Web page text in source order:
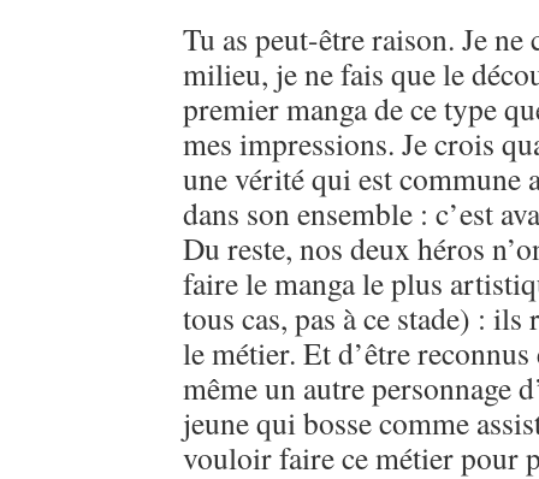
Tu as peut-être raison. Je ne
milieu, je ne fais que le
premier manga de ce type
mes impressions. Je crois
une vérité qui est commune
dans son ensemble : c’est
Du reste, nos deux héros
faire le manga le plus
tous cas, pas à ce stade) : ils
le métier. Et d’être
même un autre personnage
jeune qui bosse comme
vouloir faire ce métier